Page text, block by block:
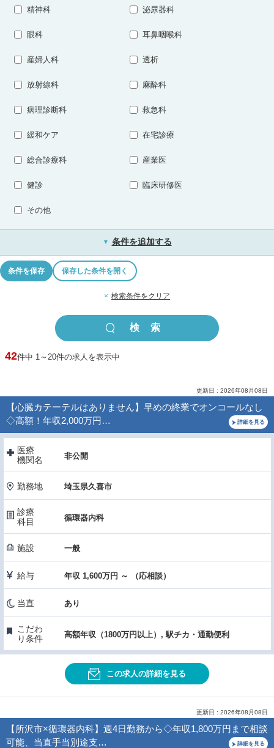
精神科 泌尿器科
眼科 耳鼻咽喉科
産婦人科 透析
放射線科 麻酔科
病理診断科 救急科
緩和ケア 在宅診療
総合診療科 産業医
健診 臨床研修医
その他
▼ 条件を追加する
条件を保存 保存した条件を開く
× 検索条件をクリア
42件中 1～20件の求人を表示中
更新日 : 2026年08月08日
【心臓カテーテルはありません】早めの終業でオンコールなし
◇高額！年収2,000万円…
詳細を見る
医療
機関名
非公開
勤務地 埼玉県久喜市
診療
科目
循環器内科
施設 一般
給与 年収 1,600万円 ～ （応相談）
当直 あり
こだわ
り条件
高額年収（1800万円以上）, 駅チカ・通勤便利
この求人の詳細を見る
更新日 : 2026年08月08日
【所沢市×循環器内科】週4日勤務から◇年収1,800万円まで相談
可能、当直手当別途支…
詳細を見る